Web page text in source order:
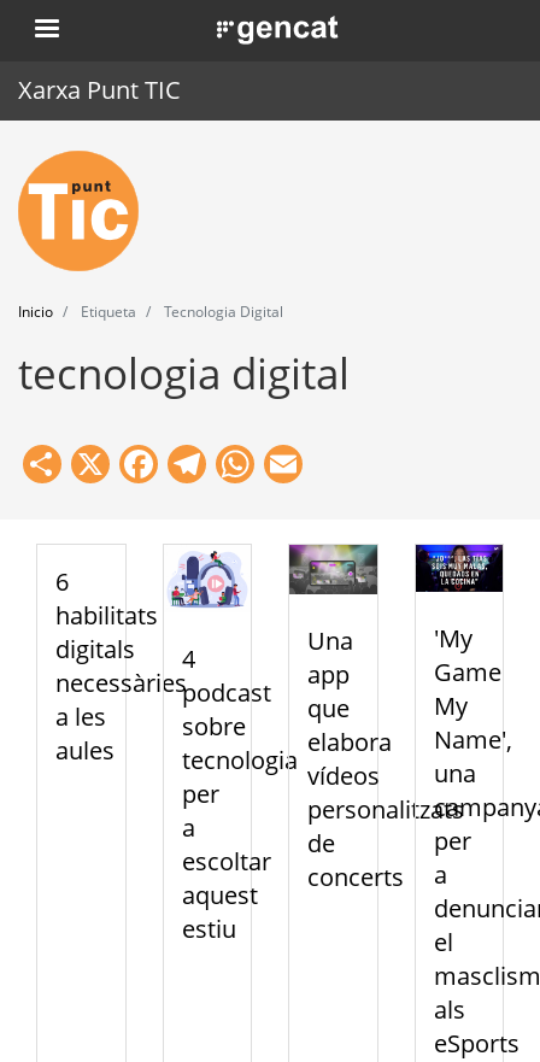
Pasar
al
. Obre en una nova finestra.
Xarxa Punt TIC
Inicio
Punt TIC
Actualidad
Agenda
Formación
Herramientas
Inicio Etiqueta Tecnologia Digital
tecnologia digital
Share
X Facebook
Telegram
WhatsApp
6
habilitats
digitals
necessàries
a les
aules
4
podcast
sobre
tecnologia
per
a
escoltar
aquest
estiu
Una
app
que
elabora
vídeos
personalitzats
de
concerts
'My
Game
My
Name',
una
per
a
el
als
eSports